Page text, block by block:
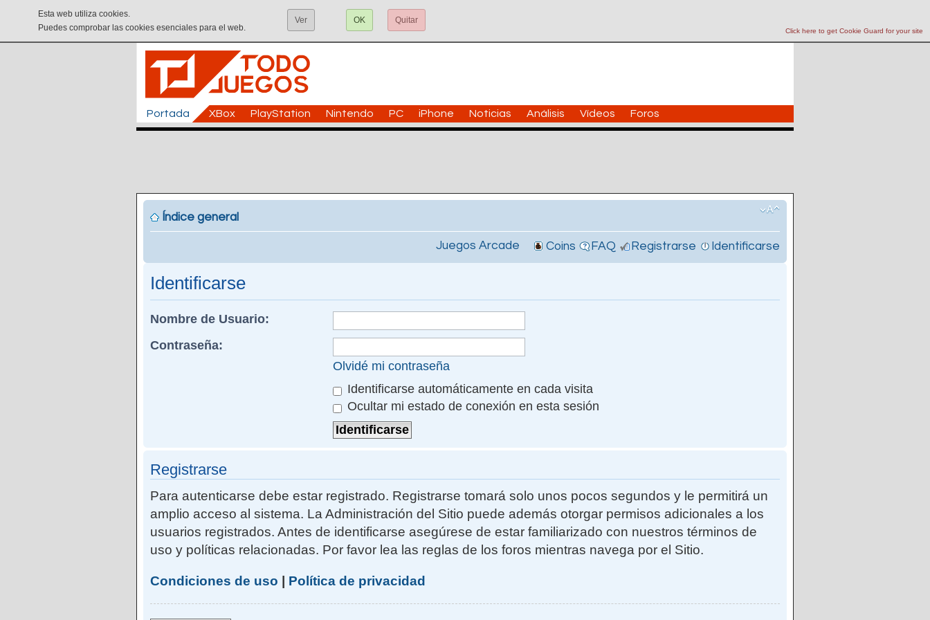
Click here to get Cookie Guard for your site
Esta web utiliza cookies.
Puedes comprobar las cookies esenciales para el web.
Ver OK Quitar
Portada XBox PlayStation Nintendo PC iPhone Noticias Análisis Vídeos Foros
Índice general
Juegos Arcade Coins FAQ Registrarse Identificarse
Identificarse
Nombre de Usuario:
Contraseña:
Olvidé mi contraseña
Identificarse automáticamente en cada visita
Ocultar mi estado de conexión en esta sesión
Registrarse
Para autenticarse debe estar registrado. Registrarse tomará solo unos pocos segundos y le permitirá un
amplio acceso al sistema. La Administración del Sitio puede además otorgar permisos adicionales a los
usuarios registrados. Antes de identificarse asegúrese de estar familiarizado con nuestros términos de
uso y políticas relacionadas. Por favor lea las reglas de los foros mientras navega por el Sitio.
Condiciones de uso Política de privacidad